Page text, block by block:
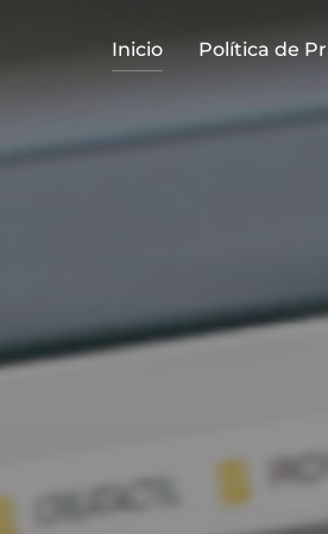
Inicio Política de